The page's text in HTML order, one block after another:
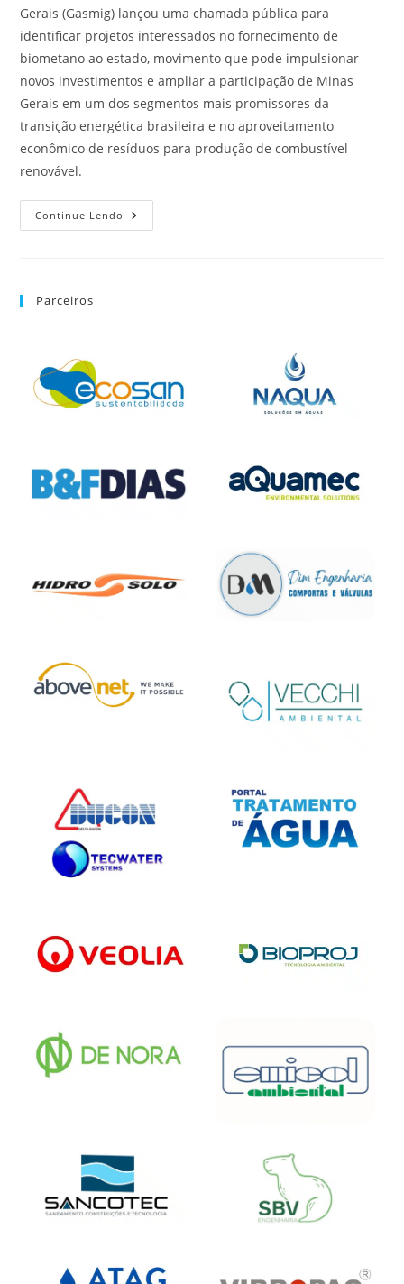
Gerais (Gasmig) lançou uma chamada pública para
identificar projetos interessados no fornecimento de
biometano ao estado, movimento que pode impulsionar
novos investimentos e ampliar a participação de Minas
Gerais em um dos segmentos mais promissores da
transição energética brasileira e no aproveitamento
econômico de resíduos para produção de combustível
renovável.
Continue Lendo
Parceiros